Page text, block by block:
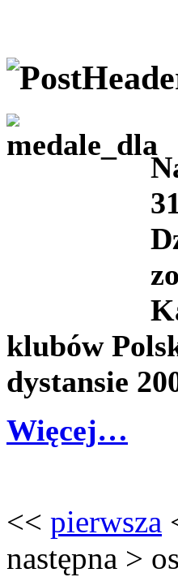
klubów
dystansie
Więcej…
<< pierwsza
następna >